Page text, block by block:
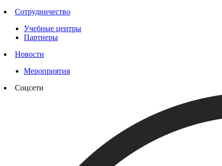
Сотрудничество
Учебные центры
Партнеры
Новости
Мероприятия
Соцсети